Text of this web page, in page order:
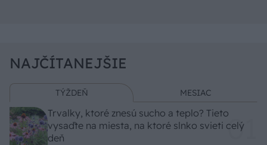
NAJČÍTANEJŠIE
TÝŽDEŇ MESIAC
Trvalky, ktoré znesú sucho a teplo? Tieto
vysaďte na miesta, na ktoré slnko svieti celý
deň